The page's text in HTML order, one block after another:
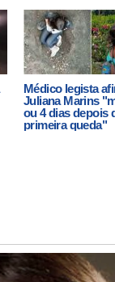
Médico legista
Juliana Marins
ou 4 dias depois
primeira queda"